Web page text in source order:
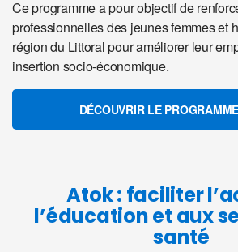
Ce programme a pour objectif de
professionnelles des jeunes femmes et
région du Littoral pour améliorer leur
insertion socio-économique.
DÉCOUVRIR LE
Atok : faciliter
l’éducation et aux
santé